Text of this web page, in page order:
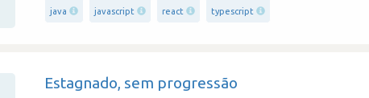
java javascript react typescript
Estagnado, sem progressão